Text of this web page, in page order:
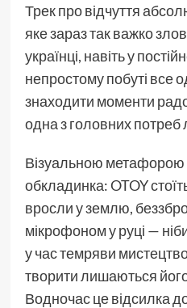
Трек про відчуття
яке зараз так важко
українці, навіть у
непростому побуті все
знаходити моменти
одна з головних
Візуальною метафорою
обкладинка: OTOY
вросли у землю,
мікрофоном у руці —
у час темряви мистецтво
творити лишаються
Водночас це відсилка